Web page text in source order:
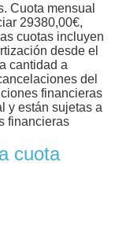
Cuota mensual
29380,00€,
cuotas incluyen
desde el
cantidad a
del
financieras
y están sujetas a
financieras
cuota